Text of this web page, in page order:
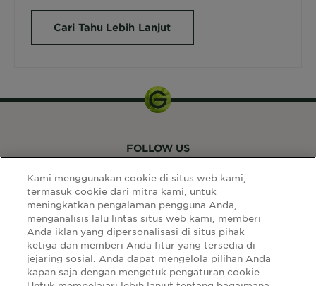
Cari Tahu Lebih Lanjut
LINK SITUS
Select
Select Your Country:
FOLLOW US
Kami menggunakan cookie di situs web kami,
termasuk cookie dari mitra kami, untuk
meningkatkan pengalaman pengguna Anda,
menganalisis lalu lintas situs web kami, memberi
Anda iklan yang dipersonalisasi di situs pihak
ketiga dan memberi Anda fitur yang tersedia di
jejaring sosial. Anda dapat mengelola pilihan Anda
kapan saja dengan mengetuk pengaturan cookie.